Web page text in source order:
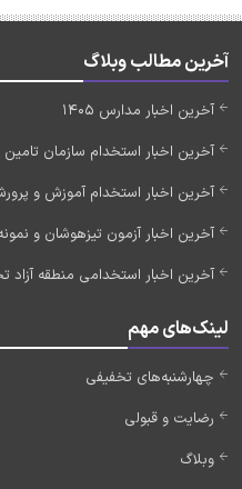
آخرین مطالب وبلاگ
آخرین اخبار مدارس 1405
آخرین اخبار استخدام سازمان تامین اجتماعی
آخرین اخبار استخدام آموزش و پرورش 1405 (به
آخرین اخبار آزمون تیزهوشان و
آخرین اخبار استخدامی منطقه آزاد
لینک‌های مهم
چهارشنبه‌های تخفیفی
رضایت و قبولی
وبلاگ